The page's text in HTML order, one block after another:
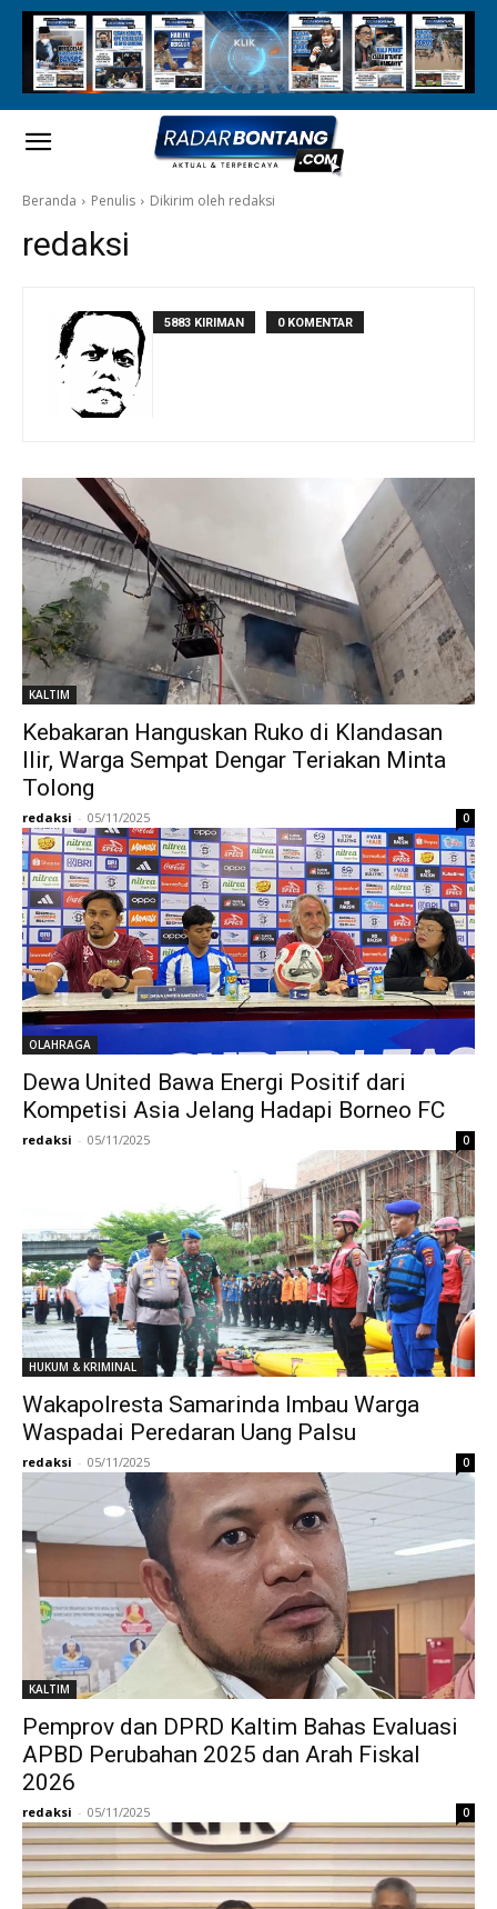
Beranda Penulis Dikirim oleh redaksi
redaksi
5883 KIRIMAN 0 KOMENTAR
KALTIM
Kebakaran Hanguskan Ruko di Klandasan
Ilir, Warga Sempat Dengar Teriakan Minta
Tolong
redaksi - 05/11/2025 0
OLAHRAGA
Dewa United Bawa Energi Positif dari
Kompetisi Asia Jelang Hadapi Borneo FC
redaksi - 05/11/2025 0
HUKUM & KRIMINAL
Wakapolresta Samarinda Imbau Warga
Waspadai Peredaran Uang Palsu
redaksi - 05/11/2025 0
KALTIM
Pemprov dan DPRD Kaltim Bahas Evaluasi
APBD Perubahan 2025 dan Arah Fiskal
2026
redaksi - 05/11/2025 0